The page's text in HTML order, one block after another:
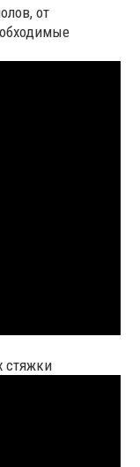
от
стяжки